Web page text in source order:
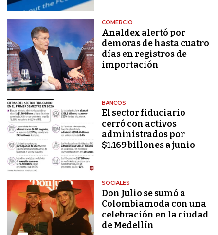
COMERCIO
Analdex alertó por
demoras de hasta cuatro
días en registros de
importación
BANCOS
El sector fiduciario
cerró con activos
administrados por
$1.169 billones a junio
SOCIALES
Don Julio se sumó a
Colombiamoda con una
celebración en la ciudad
de Medellín